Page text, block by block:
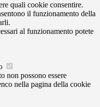
quali cookie consentire.
il funzionamento della
al funzionamento potete
non possono essere
nella pagina della cookie